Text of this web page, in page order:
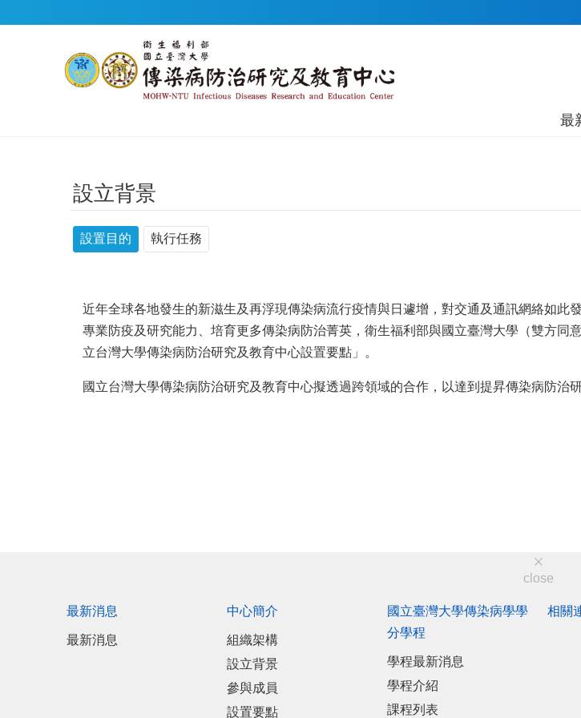
最
設立背景
設置目的 執行任務
近年全球各地發生的新滋生及再浮現傳染病流行疫情與日遽增，對交通及通訊網絡如
專業防疫及研究能力、培育更多傳染病防治菁英，衛生福利部與國立臺灣大學（雙方同
立台灣大學傳染病防治研究及教育中心設置要點」。
國立台灣大學傳染病防治研究及教育中心擬透過跨領域的合作，以達到提昇傳染病防治
close
最新消息
最新消息
中心簡介
組織架構
設立背景
參與成員
設置要點
國立臺灣大學傳染病學學
分學程
學程最新消息
學程介紹
課程列表
相關